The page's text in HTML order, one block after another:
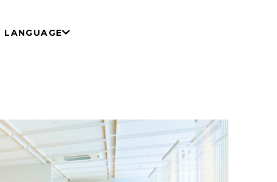
LANGUAGE